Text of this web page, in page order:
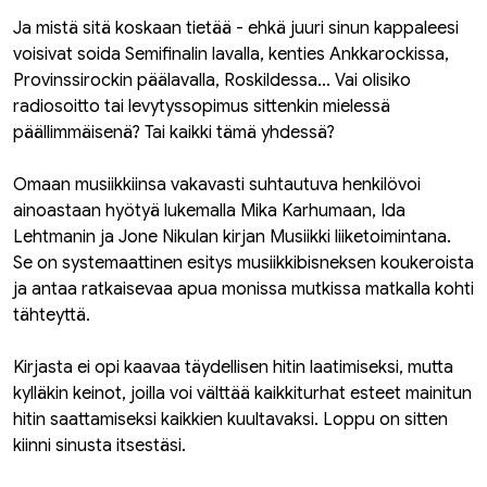
Ja mistä sitä koskaan tietää - ehkä juuri sinun kappaleesi
voisivat soida Semifinalin lavalla, kenties Ankkarockissa,
Provinssirockin päälavalla, Roskildessa... Vai olisiko
radiosoitto tai levytyssopimus sittenkin mielessä
päällimmäisenä? Tai kaikki tämä yhdessä?
Omaan musiikkiinsa vakavasti suhtautuva henkilövoi
ainoastaan hyötyä lukemalla Mika Karhumaan, Ida
Lehtmanin ja Jone Nikulan kirjan Musiikki liiketoimintana.
Se on systemaattinen esitys musiikkibisneksen koukeroista
ja antaa ratkaisevaa apua monissa mutkissa matkalla kohti
tähteyttä.
Kirjasta ei opi kaavaa täydellisen hitin laatimiseksi, mutta
kylläkin keinot, joilla voi välttää kaikkiturhat esteet mainitun
hitin saattamiseksi kaikkien kuultavaksi. Loppu on sitten
kiinni sinusta itsestäsi.